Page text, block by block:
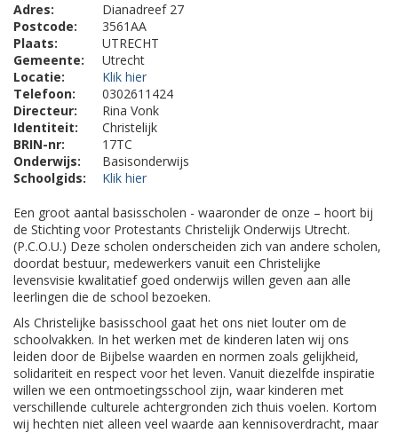
Adres:
Dianadreef 27
Postcode:
3561AA
Plaats:
UTRECHT
Gemeente:
Utrecht
Locatie:
Klik hier
Telefoon:
0302611424
Directeur:
Rina Vonk
Identiteit:
Christelijk
BRIN-nr:
17TC
Onderwijs:
Basisonderwijs
Schoolgids:
Klik hier
Een groot aantal basisscholen - waaronder de onze – hoort bij
de Stichting voor Protestants Christelijk Onderwijs Utrecht.
(P.C.O.U.) Deze scholen onderscheiden zich van andere scholen,
doordat bestuur, medewerkers vanuit een Christelijke
levensvisie kwalitatief goed onderwijs willen geven aan alle
leerlingen die de school bezoeken.
Als Christelijke basisschool gaat het ons niet louter om de
schoolvakken. In het werken met de kinderen laten wij ons
leiden door de Bijbelse waarden en normen zoals gelijkheid,
solidariteit en respect voor het leven. Vanuit diezelfde inspiratie
willen we een ontmoetingsschool zijn, waar kinderen met
verschillende culturele achtergronden zich thuis voelen. Kortom
wij hechten niet alleen veel waarde aan kennisoverdracht, maar